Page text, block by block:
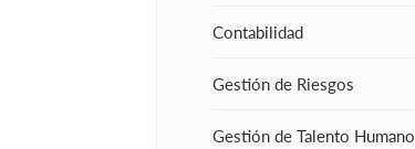
Contabilidad
Gestión de Riesgos
Gestión de Talento Humano